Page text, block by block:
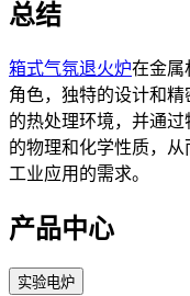
总结
箱式气氛退火炉在金属
角色，独特的设计和
的热处理环境，并通
的物理和化学性质，
工业应用的需求。
产品中心
实验电炉